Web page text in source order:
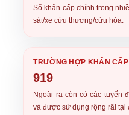
Số khẩn cấp chính trong
sát/xe cứu thương/cứu hỏa.
TRƯỜNG HỢP KHẨN CẤP
919
Ngoài ra còn có các tuyến
và được sử dụng rộng rãi